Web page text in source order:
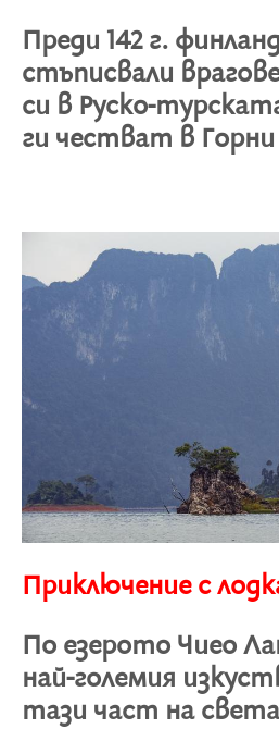
Преди 142 г.
стъписвали
си в Руско-
ги честват в
Приключение с
По езерото Чиео
най-големия
тази част на света